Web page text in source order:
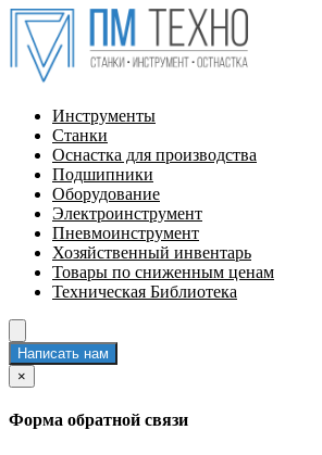
Инструменты
Станки
Оснастка для производства
Подшипники
Оборудование
Электроинструмент
Пневмоинструмент
Хозяйственный инвентарь
Товары по сниженным ценам
Техническая Библиотека
Написать нам
×
Форма обратной связи